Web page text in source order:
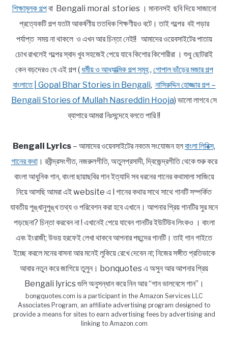
শিক্ষামূলক গল্পবা Bengali moral stories । মানানসই ছবি দিয়ে সাজানো
প্রত্যেকটি গল্প যতটা আকর্ষণীয় ততধিক শিক্ষণীয়ও বটে। তাই গল্পের বই পড়ার
পর্যাপ্ত সময় না থাকলে ও এখন আর চিন্তা নেই!! আমাদের ওয়েবসাইটের পাতায়
চোখ রাখলেই গল্পের স্বাদ খুব সহজেই পেয়ে যাবে কিশোর কিশোরীরা । শুধু ছোটরাই
কেন বড়দেরও যে এই গল্প ( ধর্মীয় ও আধ্যাত্মিক গল্প সমূহ, গোপাল ভাঁড়ের মজার গল্প
বাংলাতে | Gopal Bhar Stories in Bengali, নাসিরুদ্দিন হোজ্জার গল্প –
Bengali Stories of Mullah Nasreddin Hooja) ভালো লাগবে সে
ব্যাপারে আমরা নিঃসন্দেহে বলতে পারি !!
Bengali Lyrics – আমাদের ওয়েবসাইটের নবতম সংযোজন হলবাংলা লিরিক্স,
গানের কথা। রবীন্দ্রসংগীত, নজরুলগীতি, অতুলপ্রসাদী, দ্বিজেন্দ্রগীতি থেকে শুরু করে
বাংলা আধুনিক গান, বাংলা ছায়াছবির গান ইত্যাদি সব ধরনের গানের কথামালা সাজিয়ে
নিয়ে আসছি আমরা এই website এ l গানের কথার সাথে সাথে গানটি সম্পর্কিত
যাবতীয় পুঙ্খানুপুঙ্খ তথ্য ও পরিবেশন করা হবে এখানে। আপনার প্রিয় গানটির সুর মনে
পড়ছেনা? চিন্তা করবেন না ! এখানেই পেয়ে যাবেন গানটির ইউটিউব লিংকও । বাংলা
এবং ইংরাজী; উভয় হরফেই লেখা থাকবে আপনার পছন্দের গানটি। তাই গান গাইতে
ইচ্ছে করলে মনের বাসনা আর মনেই লুকিয়ে রেখে দেবেন না; নিজের সঙ্গীত প্রতিভাকে
আবার নতুন করে জাগিয়ে তুলুন। bonquotes এ অসুন আর আপনার প্রিয়
Bengali lyrics গুলি অনুসন্ধান করে নিন আর “গান ভালবেসে গান”।
bongquotes.com is a participant in the Amazon Services LLC
Associates Program, an affiliate advertising program designed to
provide a means for sites to earn advertising fees by advertising and
linking to Amazon.com